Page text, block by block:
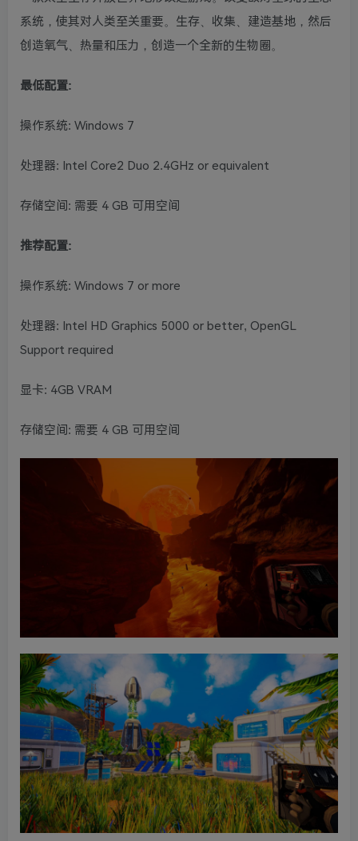
系统，使其对人类至关重要。生存、收集、建造基地，然后
创造氧气、热量和压力，创造一个全新的生物圈。
最低配置:
操作系统: Windows 7
处理器: Intel Core2 Duo 2.4GHz or equivalent
存储空间: 需要 4 GB 可用空间
推荐配置:
操作系统: Windows 7 or more
处理器: Intel HD Graphics 5000 or better, OpenGL
Support required
显卡: 4GB VRAM
存储空间: 需要 4 GB 可用空间